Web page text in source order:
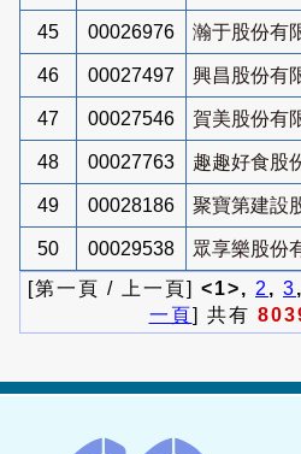
45 00026976 瀚于股份有
46 00027497 興昌股份有
47 00027546 賀美股份有
48 00027763 趣趣好食股
49 00028186 聚寶第建設
50 00029538
眾享樂股份
[第一頁 / 上一頁] <1>, 2 , 3,
一頁] 共有